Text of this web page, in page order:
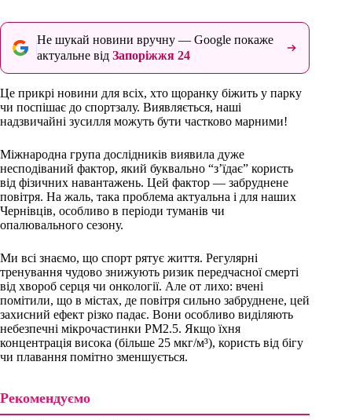
Не шукай новини вручну — Google покаже
актуальне від Запоріжжя 24
Це прикрі новини для всіх, хто щоранку біжить у парку
чи поспішає до спортзалу. Виявляється, наші
надзвичайні зусилля можуть бути частково марними!
Міжнародна група дослідників виявила дуже
несподіваний фактор, який буквально “з’їдає” користь
від фізичних навантажень. Цей фактор — забруднене
повітря. На жаль, така проблема актуальна і для наших
Чернівців, особливо в періоди туманів чи
опалювального сезону.
Ми всі знаємо, що спорт рятує життя. Регулярні
тренування чудово знижують ризик передчасної смерті
від хвороб серця чи онкології. Але от лихо: вчені
помітили, що в містах, де повітря сильно забруднене, цей
захисний ефект різко падає. Вони особливо виділяють
небезпечні мікрочастинки PM2.5. Якщо їхня
концентрація висока (більше 25 мкг/м³), користь від бігу
чи плавання помітно зменшується.
Рекомендуємо